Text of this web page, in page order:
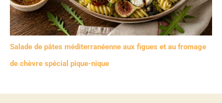
Salade de pâtes méditerranéenne aux figues et au fromage
de chèvre spécial pique-nique